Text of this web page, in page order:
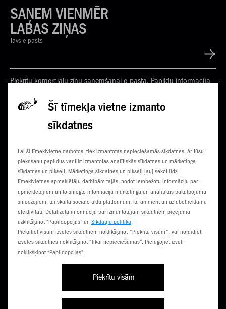
Šī tīmekļa vietne izmanto
sīkdatnes
Lai šī tīmekļvietne darbotos, tiek izmantotas nepieciešamās sīkdatnes. Ar Jūsu
piekrišanu papildus var tikt izmantotas analītiskās sīkdatnes un mārketinga
sīkdatnes un pikseļi. Mārketinga sīkdatnes un pikseļi ļauj sekot līdzi
tīmekļvietnes apmeklētāju darbībām tajās, nodot ierobežotu informāciju par
apmeklētājiem un to sniegto informāciju mārketinga un analītikas pakalpojumu
sniedzējiem, tai skaitā sociālo tīklu platformām, kā arī mērīt un uzlabot reklāmu
efektivitāti. Detalizēta informācija par izmantotajām sīkdatnēm pieejama
uzklikšķinot “Papildopcijas” un Sīkdatņu politikā.
Piekrītiet visām izvēles sīkdatnēm noklikšķinot "Piekrītu visām", vai noraidiet
izvēles sīkdatnes noklikšķinot “Tikai nepieciešamās”. Pielāgojiet izvēli
noklikšķinot “Papildopcijas”.
Piekrītu visām
SAŅEM VIENMĒR
LABAS ZIŅAS
Tavs e-pasts
Piekrītu komerciālu ziņu saņemšanai e-pastā. Papildu informācija
KLIENTU CENTRI
SŪTI SMS
ČEMPIONĀTS
3G NORIETS
TŪRISTIEM